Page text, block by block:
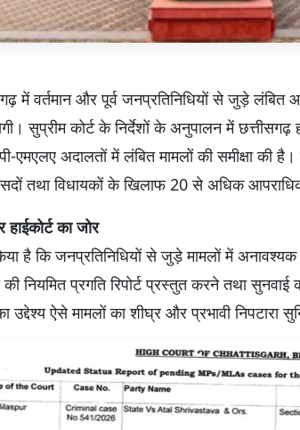
में वर्तमान और पूर्व जनप्रतिनिधियों से जुड़े लंबित
सुप्रीम कोर्ट के निर्देशों के अनुपालन में छत्तीसगढ़
एमएलए अदालतों में लंबित मामलों की समीक्षा की
तथा विधायकों के खिलाफ 20 से अधिक
का जोर
है कि जनप्रतिनिधियों से जुड़े मामलों में
नियमित प्रगति रिपोर्ट प्रस्तुत करने तथा
उद्देश्य ऐसे मामलों का शीघ्र और प्रभावी निपटारा